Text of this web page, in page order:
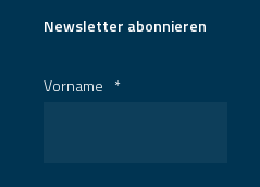
Newsletter abonnieren
Vorname *